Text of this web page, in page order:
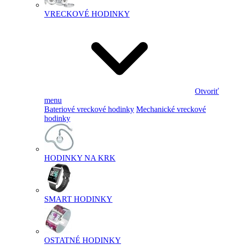
VRECKOVÉ HODINKY
Otvoriť
menu
Bateriové vreckové hodinky Mechanické vreckové
hodinky
HODINKY NA KRK
SMART HODINKY
OSTATNÉ HODINKY